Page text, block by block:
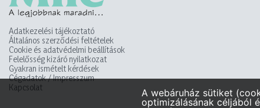
Adatkezelési tájékoztató
Általános szerződési feltételek
Cookie és adatvédelmi beállítások
Felelősség kizáró nyilatkozat
Gyakran ismételt kérdések
Cégadatok / Impresszum
Kapcsolat